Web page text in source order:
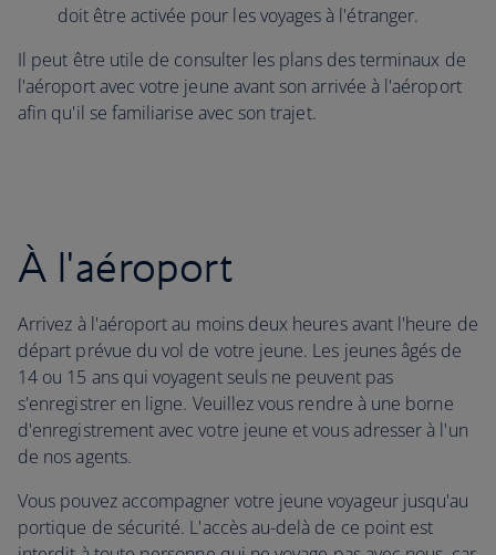
doit être activée pour les voyages à l'étranger.
Il peut être utile de consulter les plans des terminaux de
l'aéroport avec votre jeune avant son arrivée à l'aéroport
afin qu'il se familiarise avec son trajet.
À l'aéroport
Arrivez à l'aéroport au moins deux heures avant l'heure de
départ prévue du vol de votre jeune. Les jeunes âgés de
14 ou 15 ans qui voyagent seuls ne peuvent pas
s'enregistrer en ligne. Veuillez vous rendre à une borne
d'enregistrement avec votre jeune et vous adresser à l'un
de nos agents.
Vous pouvez accompagner votre jeune voyageur jusqu'au
portique de sécurité. L'accès au-delà de ce point est